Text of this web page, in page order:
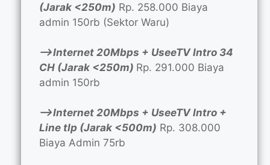
(Jarak <250m) Rp. 258.000 Biaya
admin 150rb (Sektor Waru)
—>Internet 20Mbps + UseeTV Intro 34
CH (Jarak <250m) Rp. 291.000 Biaya
admin 150rb
—>Internet 20Mbps + UseeTV Intro +
Line tlp (Jarak <500m) Rp. 308.000
Biaya Admin 75rb